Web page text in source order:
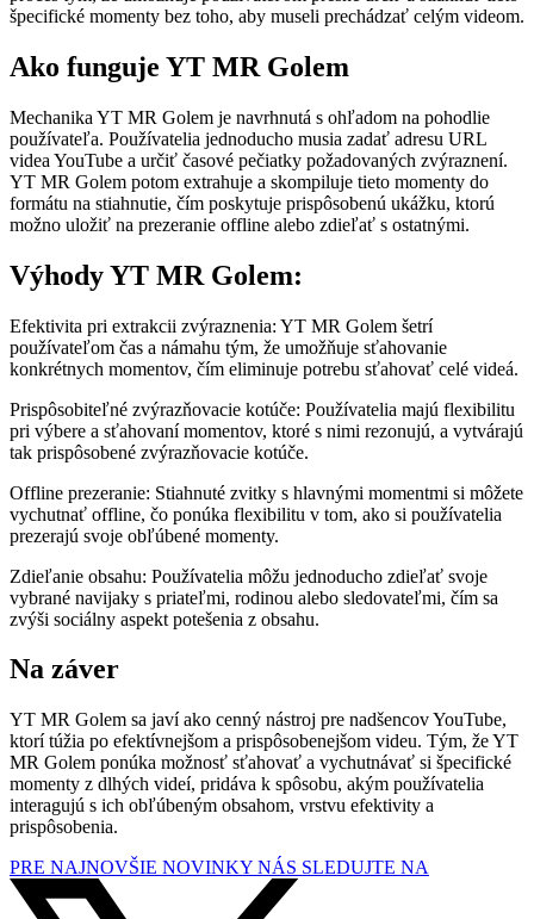
špecifické momenty bez toho, aby museli prechádzať celým videom.
Ako funguje YT MR Golem
Mechanika YT MR Golem je navrhnutá s ohľadom na pohodlie
používateľa. Používatelia jednoducho musia zadať adresu URL
videa YouTube a určiť časové pečiatky požadovaných zvýraznení.
YT MR Golem potom extrahuje a skompiluje tieto momenty do
formátu na stiahnutie, čím poskytuje prispôsobenú ukážku, ktorú
možno uložiť na prezeranie offline alebo zdieľať s ostatnými.
Výhody YT MR Golem:
Efektivita pri extrakcii zvýraznenia: YT MR Golem šetrí
používateľom čas a námahu tým, že umožňuje sťahovanie
konkrétnych momentov, čím eliminuje potrebu sťahovať celé videá.
Prispôsobiteľné zvýrazňovacie kotúče: Používatelia majú flexibilitu
pri výbere a sťahovaní momentov, ktoré s nimi rezonujú, a vytvárajú
tak prispôsobené zvýrazňovacie kotúče.
Offline prezeranie: Stiahnuté zvitky s hlavnými momentmi si môžete
vychutnať offline, čo ponúka flexibilitu v tom, ako si používatelia
prezerajú svoje obľúbené momenty.
Zdieľanie obsahu: Používatelia môžu jednoducho zdieľať svoje
vybrané navijaky s priateľmi, rodinou alebo sledovateľmi, čím sa
zvýši sociálny aspekt potešenia z obsahu.
Na záver
YT MR Golem sa javí ako cenný nástroj pre nadšencov YouTube,
ktorí túžia po efektívnejšom a prispôsobenejšom videu. Tým, že YT
MR Golem ponúka možnosť sťahovať a vychutnávať si špecifické
momenty z dlhých videí, pridáva k spôsobu, akým používatelia
interagujú s ich obľúbeným obsahom, vrstvu efektivity a
prispôsobenia.
PRE NAJNOVŠIE NOVINKY NÁS SLEDUJTE NA